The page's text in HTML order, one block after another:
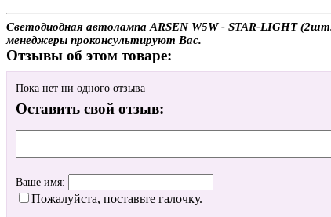
Светодиодная автолампа ARSEN W5W - STAR-LIGHT
менеджеры проконсультируют Вас.
Отзывы об этом товаре:
Пока нет ни одного отзыва
Оставить свой отзыв:
Ваше имя:
Пожалуйста, поставьте галочку.